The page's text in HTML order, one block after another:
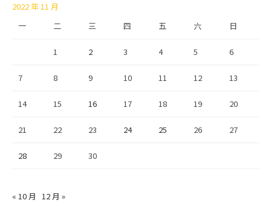
2022 年 11 月
一
二 三 四 五 六 日
1 2 3 4 5 6
7 8 9 10 11 12 13
14 15 16 17 18 19 20
21 22 23 24 25 26 27
28 29 30
« 10 月 12 月 »